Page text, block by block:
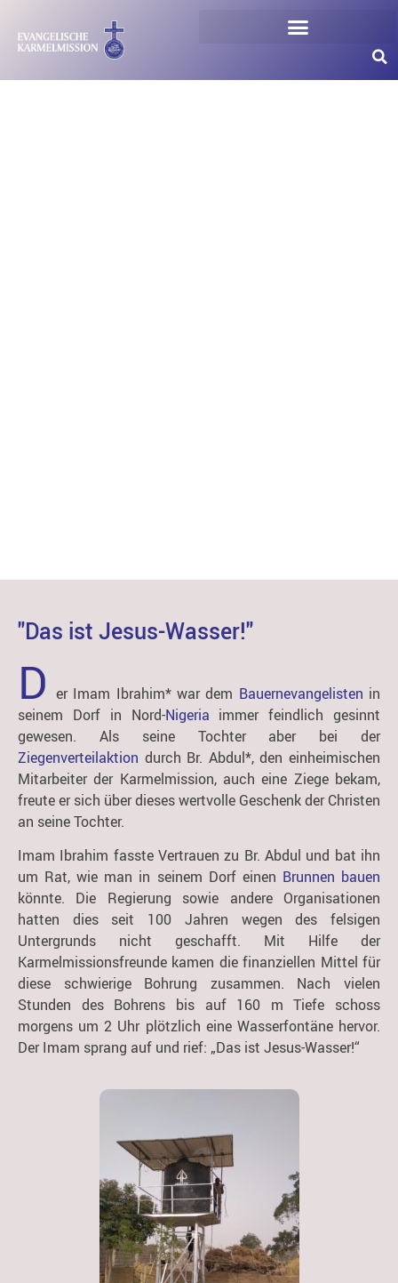
"Das ist Jesus-Wasser!"
D er Imam Ibrahim* war dem Bauernevangelisten in
seinem Dorf in Nord-Nigeria immer feindlich gesinnt
gewesen. Als seine Tochter aber bei der
Ziegenverteilaktion durch Br. Abdul*, den einheimischen
Mitarbeiter der Karmelmission, auch eine Ziege bekam,
freute er sich über dieses wertvolle Geschenk der Christen
an seine Tochter.
Imam Ibrahim fasste Vertrauen zu Br. Abdul und bat ihn
um Rat, wie man in seinem Dorf einen Brunnen bauen
könnte. Die Regierung sowie andere Organisationen
hatten dies seit 100 Jahren wegen des felsigen
Untergrunds nicht geschafft. Mit Hilfe der
Karmelmissionsfreunde kamen die finanziellen Mittel für
diese schwierige Bohrung zusammen. Nach vielen
Stunden des Bohrens bis auf 160 m Tiefe schoss
morgens um 2 Uhr plötzlich eine Wasserfontäne hervor.
Der Imam sprang auf und rief: „Das ist Jesus-Wasser!“